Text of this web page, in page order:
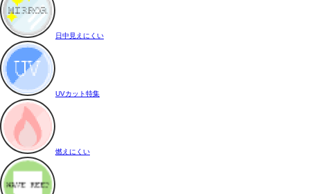
日中見えにくい
UVカット特集
燃えにくい